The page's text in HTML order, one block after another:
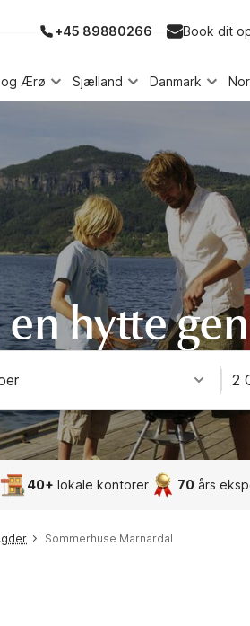
+45 89880266 Book dit
og Ærø Sjælland Danmark
hytte
2
40+ lokale kontorer 70 års
Sommerhuse Marnardal